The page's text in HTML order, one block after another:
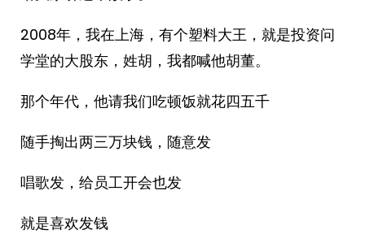
2008年，我在上海，有个塑料大王，就是投资问
学堂的大股东，姓胡，我都喊他胡董。
那个年代，他请我们吃顿饭就花四五千
随手掏出两三万块钱，随意发
唱歌发，给员工开会也发
就是喜欢发钱